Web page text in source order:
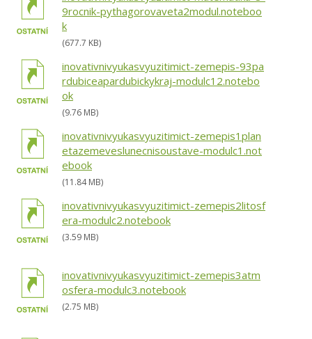
9rocnik-pythagorovaveta2modul.noteboo
k
(677.7 KB)
inovativnivyukasvyuzitimict-zemepis-93pa
rdubiceapardubickykraj-modulc12.notebo
ok
(9.76 MB)
inovativnivyukasvyuzitimict-zemepis1plan
etazemeveslunecnisoustave-modulc1.not
ebook
(11.84 MB)
inovativnivyukasvyuzitimict-zemepis2litosf
era-modulc2.notebook
(3.59 MB)
inovativnivyukasvyuzitimict-zemepis3atm
osfera-modulc3.notebook
(2.75 MB)